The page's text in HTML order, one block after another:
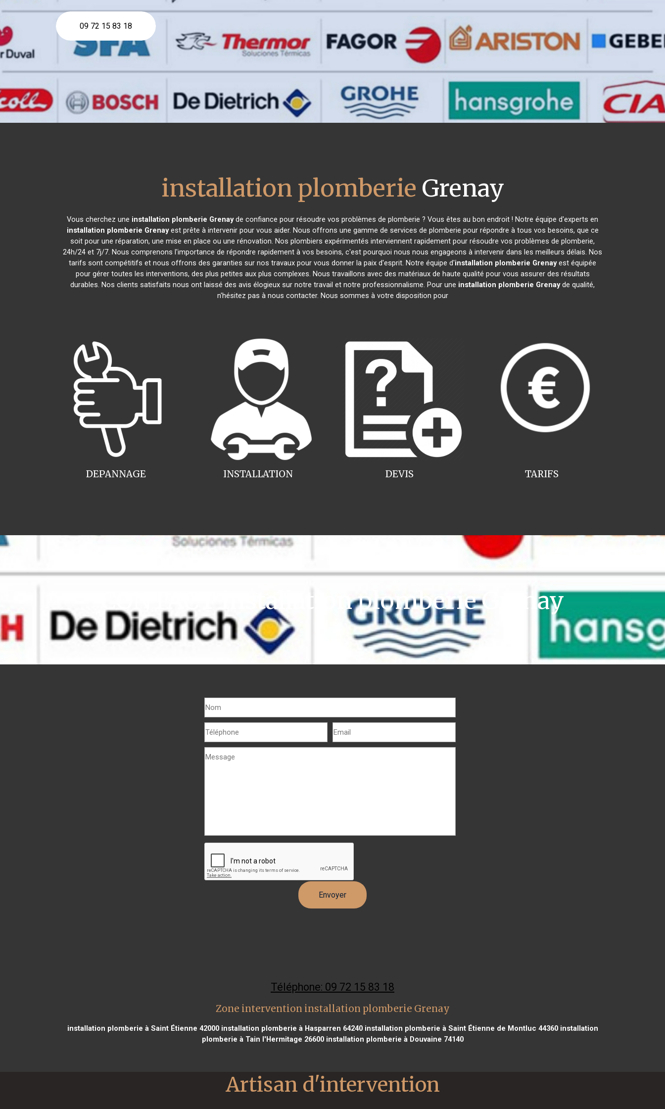
09 72 15 83 18
installation plomberie Grenay
Vous cherchez une installation plomberie Grenayde confiance pour résoudre vos problèmes de plomberie ? Vous êtes au bon endroit ! Notre équipe d'experts en
installation plomberie Grenayest prête à intervenir pour vous aider. Nous offrons une gamme de services de plomberie pour répondre à tous vos besoins, que ce
soit pour une réparation, une mise en place ou une rénovation. Nos plombiers expérimentés interviennent rapidement pour résoudre vos problèmes de plomberie,
24h/24 et 7j/7. Nous comprenons l'importance de répondre rapidement à vos besoins, c'est pourquoi nous nous engageons à intervenir dans les meilleurs délais. Nos
tarifs sont compétitifs et nous offrons des garanties sur nos travaux pour vous donner la paix d'esprit. Notre équipe d'installation plomberie Grenayest équipée
pour gérer toutes les interventions, des plus petites aux plus complexes. Nous travaillons avec des matériaux de haute qualité pour vous assurer des résultats
durables. Nos clients satisfaits nous ont laissé des avis élogieux sur notre travail et notre professionnalisme. Pour une installation plomberie Grenayde qualité,
n'hésitez pas à nous contacter. Nous sommes à votre disposition pour
INSTALLATION
DEPANNAGE TARIFS
DEVIS
CONTACT installation plomberie Grenay
Téléphone: 09 72 15 83 18
Zone intervention installation plomberie Grenay
installation plomberie à Saint Étienne 42000installation plomberie à Hasparren 64240installation plomberie à Saint Étienne de Montluc 44360installation
plomberie à Tain l'Hermitage 26600installation plomberie à Douvaine 74140
Artisan d'intervention